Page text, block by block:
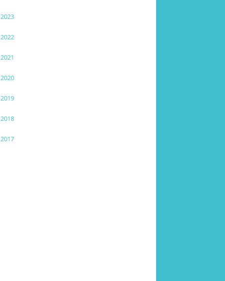
2023
2022
2021
2020
2019
2018
2017